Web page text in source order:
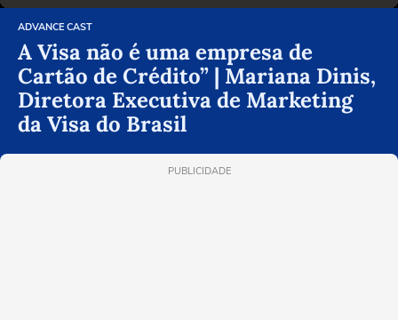
ADVANCE CAST
A Visa não é uma empresa de
Cartão de Crédito” | Mariana Dinis,
Diretora Executiva de Marketing
da Visa do Brasil
PUBLICIDADE